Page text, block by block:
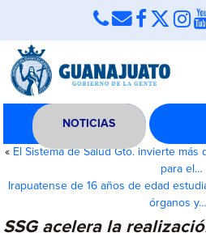
NOTICIAS
« El Sistema de Salud Gto. invierte
para el…
Irapuatense de 16 años de edad
órganos y…
SSG acelera la